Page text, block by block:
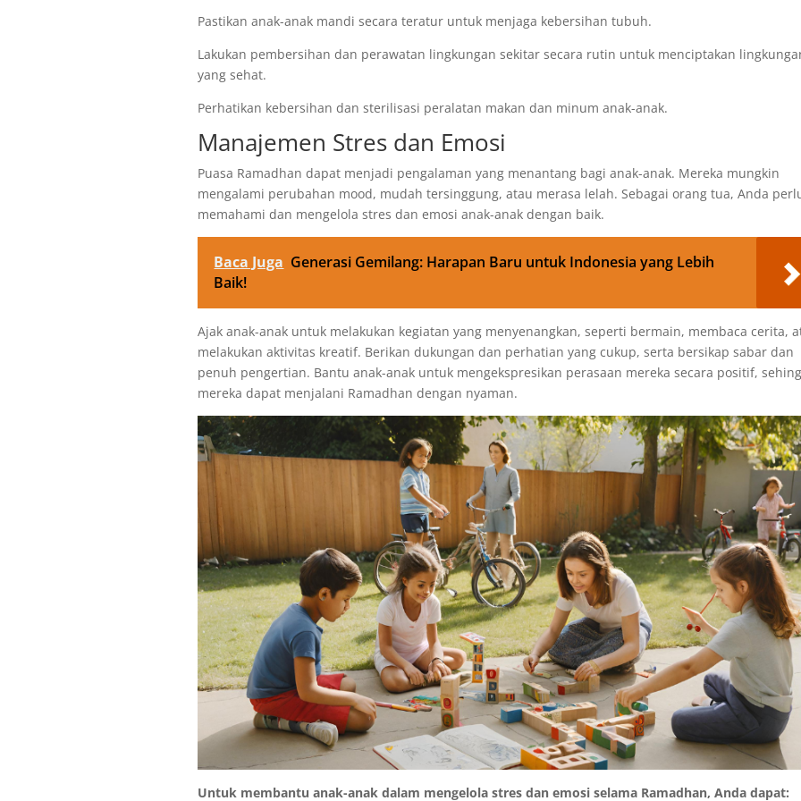
Pastikan anak-anak mandi secara teratur untuk menjaga kebersihan tubuh.
Lakukan pembersihan dan perawatan lingkungan sekitar secara rutin untuk menciptakan
yang sehat.
Perhatikan kebersihan dan sterilisasi peralatan makan dan minum anak-anak.
Manajemen Stres dan Emosi
Puasa Ramadhan dapat menjadi pengalaman yang menantang bagi anak-anak. Mereka mungkin
mengalami perubahan mood, mudah tersinggung, atau merasa lelah. Sebagai orang tua, Anda
memahami dan mengelola stres dan emosi anak-anak dengan baik.
Baca Juga Generasi Gemilang: Harapan Baru untuk Indonesia yang Lebih
Baik!
Ajak anak-anak untuk melakukan kegiatan yang menyenangkan, seperti bermain, membaca cerita,
melakukan aktivitas kreatif. Berikan dukungan dan perhatian yang cukup, serta bersikap sabar dan
penuh pengertian. Bantu anak-anak untuk mengekspresikan perasaan mereka secara positif,
mereka dapat menjalani Ramadhan dengan nyaman.
Untuk membantu anak-anak dalam mengelola stres dan emosi selama Ramadhan, Anda dapat: